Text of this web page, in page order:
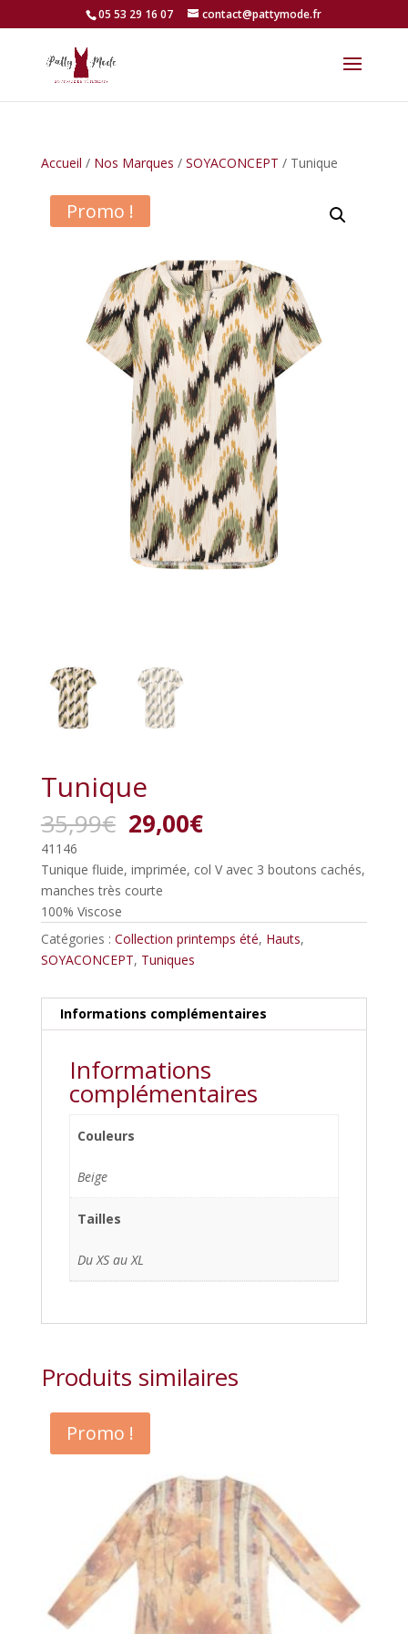
05 53 29 16 07 contact@pattymode.fr
Accueil / Nos Marques / SOYACONCEPT / Tunique
Promo !
Tunique
35,99€ Le
prix
initial
était :
35,99€.
29,00€Le
prix
actuel
est :
41146
Tunique fluide, imprimée, col V avec 3 boutons cachés,
manches très courte
100% Viscose
Catégories : Collection printemps été, Hauts,
SOYACONCEPT, Tuniques
Informations complémentaires
Informations
complémentaires
Couleurs
Beige
Tailles
Du XS au XL
Produits similaires
Promo !